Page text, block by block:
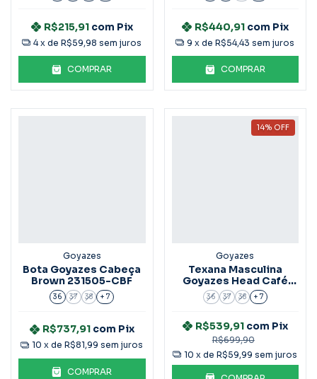
R$215,91 com Pix
4 x deR$59,98 sem juros
COMPRAR
R$440,91 com Pix
9 x deR$54,43 sem juros
COMPRAR
Goyazes
Bota Goyazes Cabeça
Brown 231505-CBF
36 37 38 + 7
R$737,91 com Pix
10 x deR$81,99 sem juros
COMPRAR
14% OFF
Goyazes
Texana Masculina
Goyazes Head Café
233002-Cf
36 37 38 + 7
R$699,90
R$539,91 com Pix
10 x deR$59,99 sem juros